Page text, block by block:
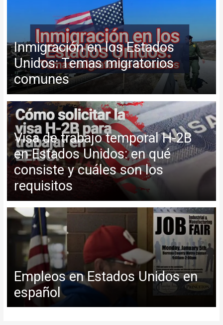
Inmigración en los Estados
Unidos: Temas migratorios
comunes
Visa de trabajo temporal H-2B
en Estados Unidos: en qué
consiste y cuáles son los
requisitos
Empleos en Estados Unidos en
español